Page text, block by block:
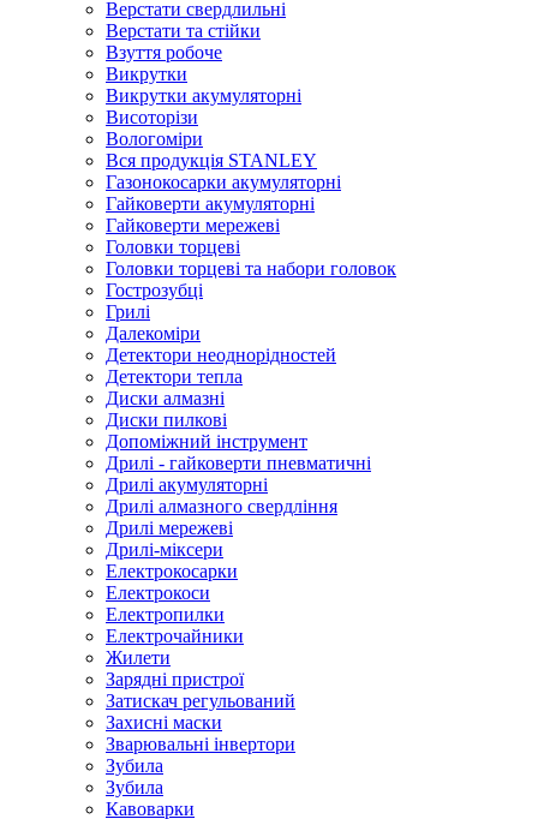
Верстати свердлильні
Верстати та стійки
Взуття робоче
Викрутки
Викрутки акумуляторні
Висоторізи
Вологоміри
Вся продукція STANLEY
Газонокосарки акумуляторні
Гайковерти акумуляторні
Гайковерти мережеві
Головки торцеві
Головки торцеві та набори головок
Гострозубці
Грилі
Далекоміри
Детектори неоднорідностей
Детектори тепла
Диски алмазні
Диски пилкові
Допоміжний інструмент
Дрилі - гайковерти пневматичні
Дрилі акумуляторні
Дрилі алмазного свердління
Дрилі мережеві
Дрилі-міксери
Електрокосарки
Електрокоси
Електропилки
Електрочайники
Жилети
Зарядні пристрої
Затискач регульований
Захисні маски
Зварювальні інвертори
Зубила
Зубила
Кавоварки